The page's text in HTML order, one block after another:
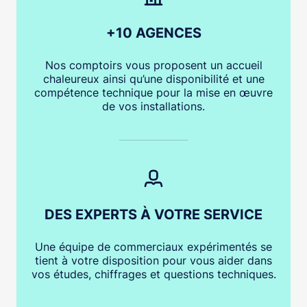
+10 AGENCES
Nos comptoirs vous proposent un accueil
chaleureux ainsi qu’une disponibilité et une
compétence technique pour la mise en œuvre
de vos installations.
DES EXPERTS À VOTRE SERVICE
Une équipe de commerciaux expérimentés se
tient à votre disposition pour vous aider dans
vos études, chiffrages et questions techniques.